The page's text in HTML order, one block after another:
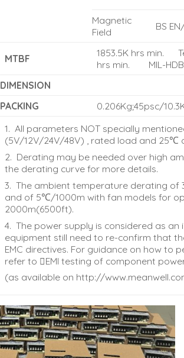
Magnetic
Field
BS
MTBF
1853.5K hrs min.
hrs min. MIL-
DIMENSION
PACKING
0.206Kg;45psc/
1. All parameters NOT specially
(5V/12V/24V/48V) , rated load and 25℃
2. Derating may be needed over high
the derating curve for more details.
3. The ambient temperature derating
and of 5℃/1000m with fan models for
2000m(6500ft).
4. The power supply is considered as
equipment still need to re-confirm that
EMC directives. For guidance on how to
refer to EMl testing of component
(as available on http://